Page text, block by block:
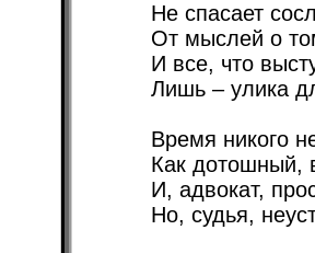
Не спасает
От мыслей о
И все, что
Лишь – улика
Время никого
Как дотошный,
И, адвокат,
Но, судья,